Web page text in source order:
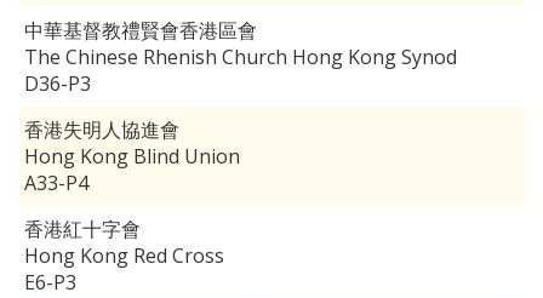
中華基督教禮賢會香港區會
The Chinese Rhenish Church Hong Kong Synod
D36-P3
香港失明人協進會
Hong Kong Blind Union
A33-P4
香港紅十字會
Hong Kong Red Cross
E6-P3